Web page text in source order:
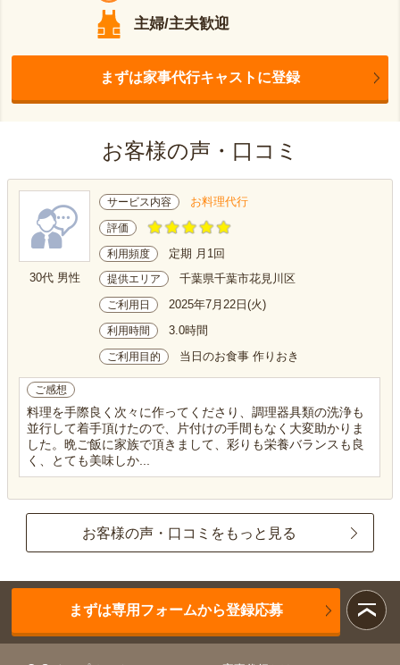
主婦/主夫歓迎
まずは家事代行キャストに登録
お客様の声・口コミ
30代 男性
サービス内容 お料理代行
評価
利用頻度 定期 月1回
提供エリア 千葉県千葉市花見川区
ご利用日 2025年7月22日(火)
利用時間 3.0時間
ご利用目的 当日のお食事 作りおき
ご感想
料理を手際良く次々に作ってくださり、調理器具類の洗浄も
並行して着手頂けたので、片付けの手間もなく大変助かりま
した。晩ご飯に家族で頂きまして、彩りも栄養バランスも良
く、とても美味しか...
お客様の声・口コミをもっと見る
まずは専用フォームから登録応募